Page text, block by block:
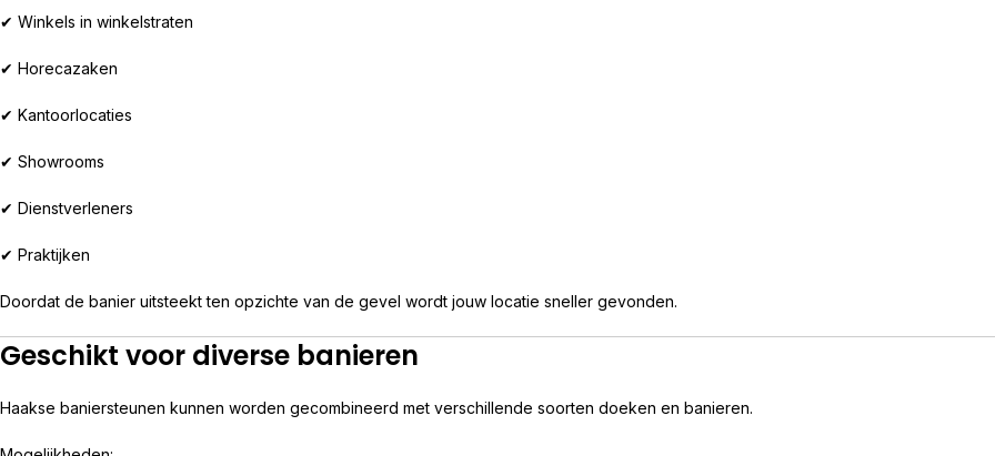
✔ Winkels in winkelstraten
✔ Horecazaken
✔ Kantoorlocaties
✔ Showrooms
✔ Dienstverleners
✔ Praktijken
Doordat de banier uitsteekt ten opzichte van de gevel wordt jouw locatie sneller gevonden.
Geschikt voor diverse banieren
Haakse baniersteunen kunnen worden gecombineerd met verschillende soorten doeken en banieren.